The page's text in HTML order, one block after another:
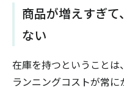
商品が増えすぎ
ない
在庫を持つということ
ランニングコストが常に